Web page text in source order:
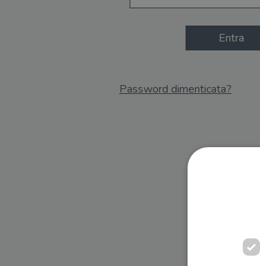
Entra
Password dimenticata?